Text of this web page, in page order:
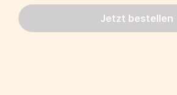
Jetzt bestellen